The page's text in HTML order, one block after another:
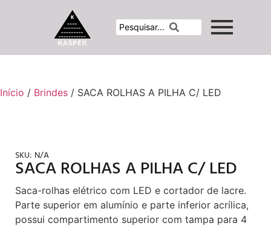
Início / Brindes / SACA ROLHAS A PILHA C/ LED
SKU: N/A
SACA ROLHAS A PILHA C/ LED
Saca-rolhas elétrico com LED e cortador de lacre.
Parte superior em alumínio e parte inferior acrílica,
possui compartimento superior com tampa para 4